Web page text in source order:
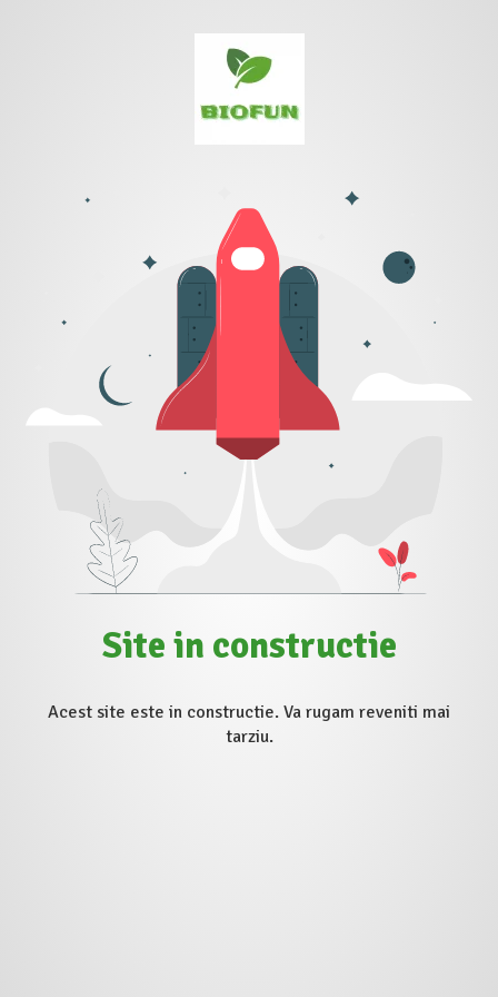
Site in constructie
Acest site este in constructie. Va rugam reveniti mai
tarziu.